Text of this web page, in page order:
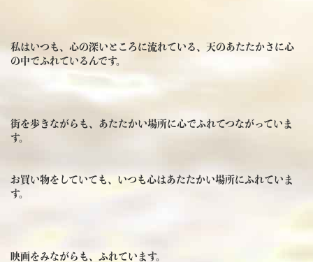
私はいつも、心の深いところに流れている、天のあたたかさに心
の中でふれているんです。
街を歩きながらも、あたたかい場所に心でふれてつながっていま
す。
お買い物をしていても、いつも心はあたたかい場所にふれていま
す。
映画をみながらも、ふれています。